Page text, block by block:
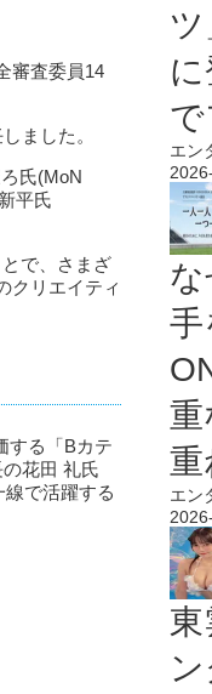
審査委員14
ました。
氏(MoN
平氏
で、さまざ
クリエイティ
する「Bカテ
花田 礼氏
で活躍する
で
エン
な
重
重
エン